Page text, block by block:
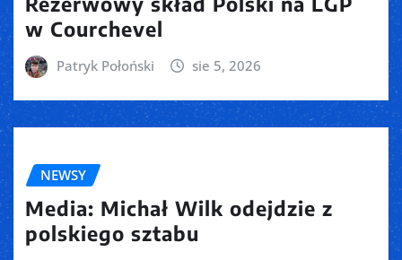
w Courchevel
Patryk Połoński sie 5, 2026
NEWSY
Media: Michał Wilk odejdzie z
polskiego sztabu